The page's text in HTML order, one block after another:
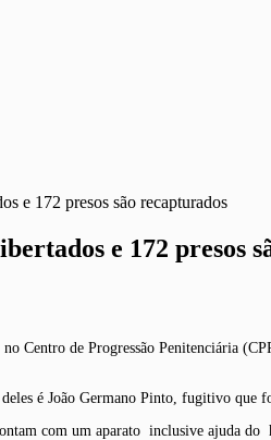
e 172 presos são recapturados
e 172 presos
Centro de Progressão Penitenciária
é João Germano Pinto, fugitivo
com um aparato inclusive ajuda